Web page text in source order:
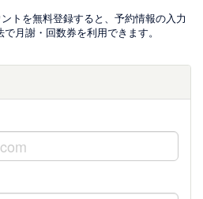
トを無料登録すると、予約情報の入力
月謝・回数券を利用できます。